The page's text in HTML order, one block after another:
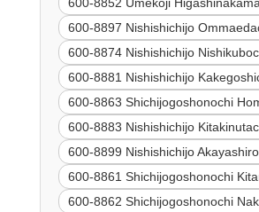
600-8897 Nishishichijo
600-8874 Nishishichijo
600-8881 Nishishichijo
600-8863 Shichijogoshonochi
600-8883 Nishishichijo
600-8899 Nishishichijo
600-8861 Shichijogoshonochi
600-8862 Shichijogoshonochi